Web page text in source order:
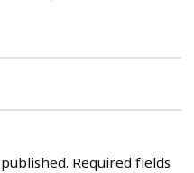
Required fields